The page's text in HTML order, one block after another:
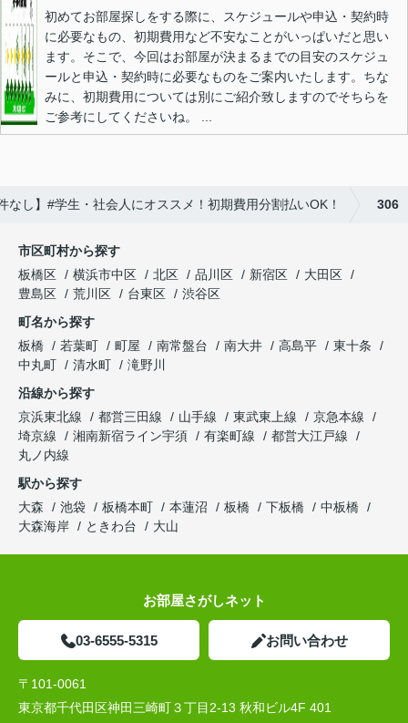
初めてお部屋探しをする際に、スケジュールや申込・契約時
に必要なもの、初期費用など不安なことがいっぱいだと思い
ます。そこで、今回はお部屋が決まるまでの目安のスケジュ
ールと申込・契約時に必要なものをご案内いたします。ちな
みに、初期費用については別にご紹介致しますのでそちらを
ご参考にしてくださいね。 ...
し】#学生・社会人にオススメ！初期費用分割払いOK！ 306
市区町村から探す
板橋区
横浜市中区 北区 品川区 新宿区
大田区
豊島区
荒川区 台東区
渋谷区
町名から探す
板橋
若葉町 町屋 南常盤台 南大井 高島平
東十条
中丸町
清水町
滝野川
沿線から探す
京浜東北線
都営三田線 山手線 東武東上線
京急本線
埼京線
湘南新宿ライン宇須 有楽町線
都営大江戸線
丸ノ内線
駅から探す
大森
池袋 板橋本町 本蓮沼 板橋 下板橋
中板橋
大森海岸
ときわ台 大山
お部屋さがしネット
03-6555-5315 お問い合わせ
〒101-0061
東京都千代田区神田三崎町３丁目2-13 秋和ビル4F 401